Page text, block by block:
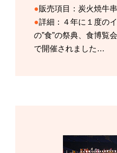
販売項目： 炭火焼牛
詳細： ４年に１度の
の”食”の祭典、食博覧
で開催されました…